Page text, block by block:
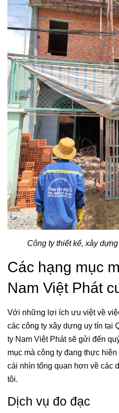
Công ty thiết kế, xây
Các hạng mục
Nam Việt Phát
Với những lợi ích ưu việt về
các công ty xây dựng uy tín tại
ty Nam Việt Phát sẽ gửi đến
mục mà công ty đang thực
cái nhìn tổng quan hơn về các
tôi.
Dịch vụ đo đạc